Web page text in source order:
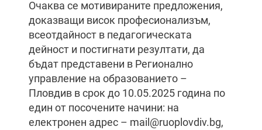
Очаква се мотивираните предложения,
доказващи висок професионализъм,
всеотдайност в педагогическата
дейност и постигнати резултати, да
бъдат представени в Регионално
управление на образованието –
Пловдив в срок до 10.05.2025 година по
един от посочените начини: на
електронен адрес – mail@ruoplovdiv.bg,